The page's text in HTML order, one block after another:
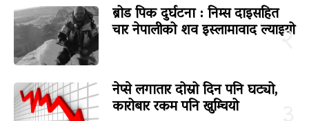
२
ब्रोड पिक दुर्घटना : निम्स दाइसहित
चार नेपालीको शव इस्लामावाद ल्याइयो
नेप्से लगातार दोस्रो दिन पनि घट्यो,
कारोबार रकम पनि खुम्चियो